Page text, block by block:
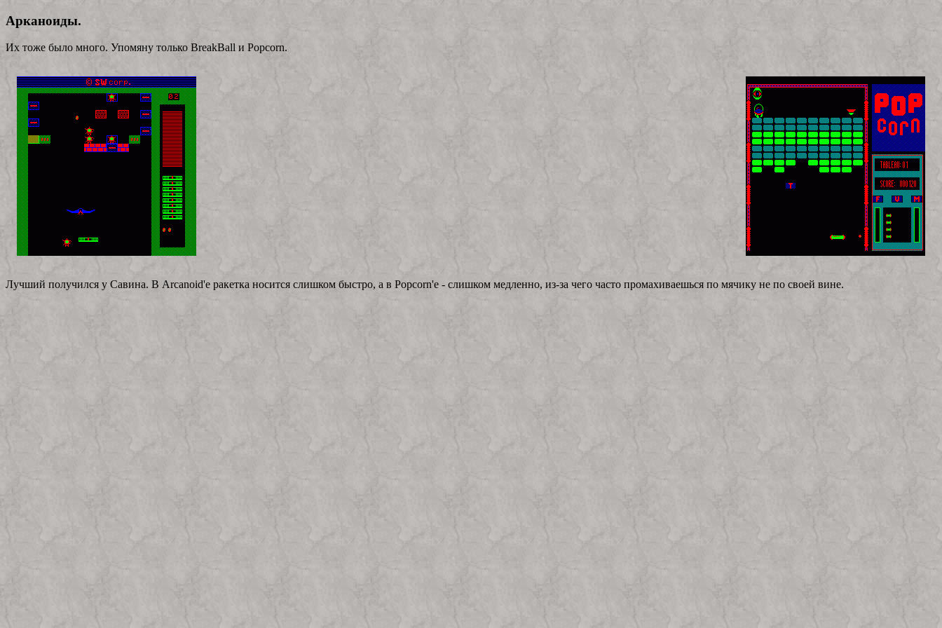
Арканоиды.
Их тоже было много. Упомяну только BreakBall и Popcorn.
Лучший получился у Савина. В Arcanoid'е ракетка носится слишком быстро, а в Popcorn'е - слишком медленно, из-за чего часто промахиваешься по мячику не по своей вине.